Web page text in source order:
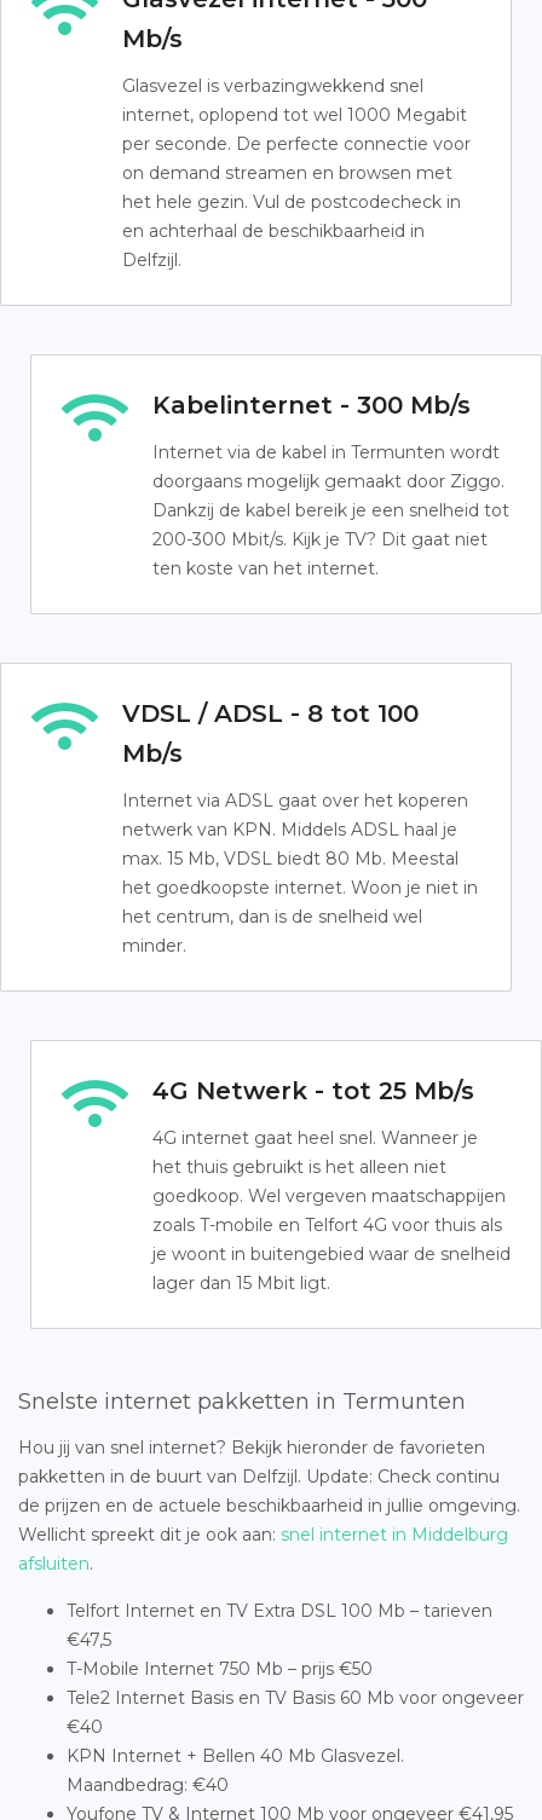
Mb/s
Glasvezel is verbazingwekkend snel
internet, oplopend tot wel 1000 Megabit
per seconde. De perfecte connectie voor
on demand streamen en browsen met
het hele gezin. Vul de postcodecheck in
en achterhaal de beschikbaarheid in
Delfzijl.
Kabelinternet - 300 Mb/s
Internet via de kabel in Termunten wordt
doorgaans mogelijk gemaakt door Ziggo.
Dankzij de kabel bereik je een snelheid tot
200-300 Mbit/s. Kijk je TV? Dit gaat niet
ten koste van het internet.
VDSL / ADSL - 8 tot 100
Mb/s
Internet via ADSL gaat over het koperen
netwerk van KPN. Middels ADSL haal je
max. 15 Mb, VDSL biedt 80 Mb. Meestal
het goedkoopste internet. Woon je niet in
het centrum, dan is de snelheid wel
minder.
4G Netwerk - tot 25 Mb/s
4G internet gaat heel snel. Wanneer je
het thuis gebruikt is het alleen niet
goedkoop. Wel vergeven maatschappijen
zoals T-mobile en Telfort 4G voor thuis als
je woont in buitengebied waar de snelheid
lager dan 15 Mbit ligt.
Snelste internet pakketten in Termunten
Hou jij van snel internet? Bekijk hieronder de favorieten
pakketten in de buurt van Delfzijl. Update: Check continu
de prijzen en de actuele beschikbaarheid in jullie omgeving.
Wellicht spreekt dit je ook aan: snel internet in Middelburg
afsluiten.
Telfort Internet en TV Extra DSL 100 Mb – tarieven
€47,5
T-Mobile Internet 750 Mb – prijs €50
Tele2 Internet Basis en TV Basis 60 Mb voor ongeveer
€40
KPN Internet + Bellen 40 Mb Glasvezel.
Maandbedrag: €40
Youfone TV & Internet 100 Mb voor ongeveer €41,95